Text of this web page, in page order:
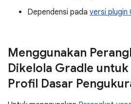
Dependensi pada versi
Menggunakan
Dikelola Gradle
Profil Dasar